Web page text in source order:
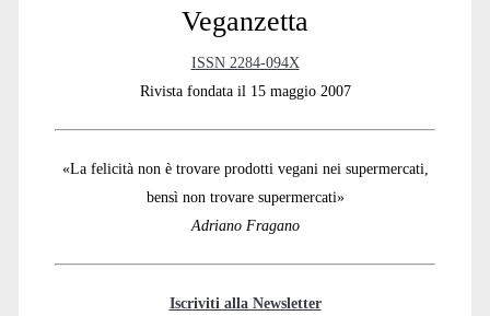
Veganzetta
ISSN 2284-094X
Rivista fondata il 15 maggio 2007
«La felicità non è trovare prodotti vegani nei supermercati,
bensì non trovare supermercati»
Adriano Fragano
Iscriviti alla Newsletter